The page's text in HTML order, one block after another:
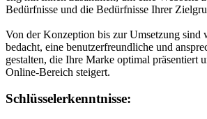
Bedürfnisse und die Bedürfnisse Ihrer
Von der Konzeption bis zur Umsetzung sind
bedacht, eine benutzerfreundliche und
gestalten, die Ihre Marke optimal präsentiert
Online-Bereich steigert.
Schlüsselerkenntnisse: